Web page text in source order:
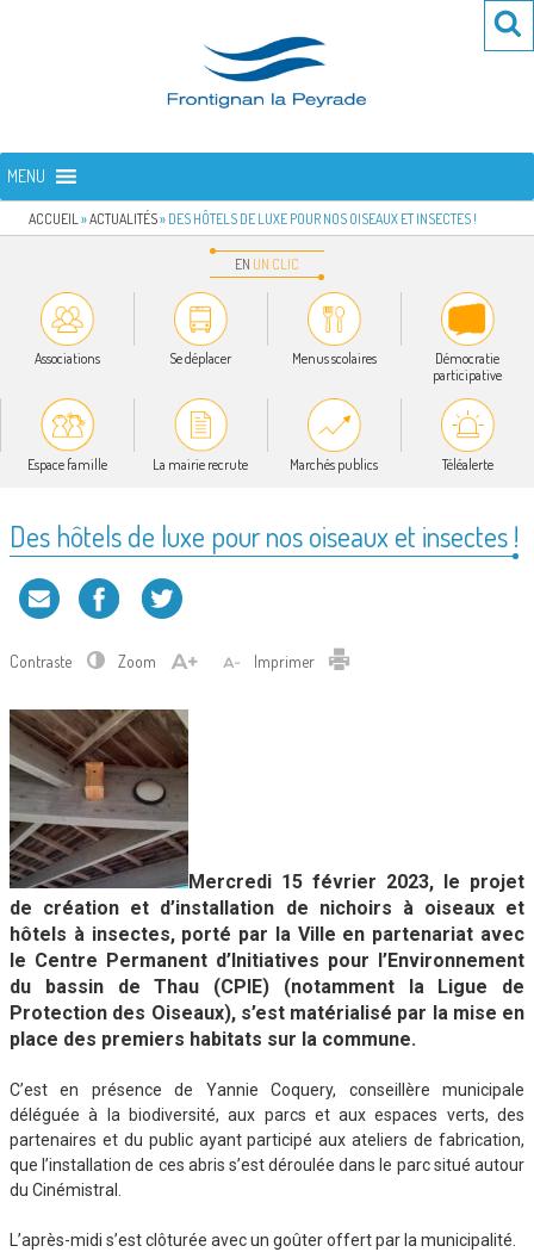
FRONTIGNAN LA PEYRADE
MENU
ACCUEIL »ACTUALITÉS» DES HÔTELS DE LUXE POUR NOS OISEAUX ET INSECTES !
EN UN CLIC
Associations Se déplacer Menus scolaires
Démocratie
participative
Espace famille La mairie recrute Marchés publics Téléalerte
Des hôtels de luxe pour nos oiseaux et insectes !
Contraste Zoom Imprimer
Mercredi 15 février 2023, le projet
de création et d’installation de nichoirs à oiseaux et
hôtels à insectes, porté par la Ville en partenariat avec
le Centre Permanent d’Initiatives pour l’Environnement
du bassin de Thau (CPIE) (notamment la Ligue de
Protection des Oiseaux), s’est matérialisé par la mise en
place des premiers habitats sur la commune.
C’est en présence de Yannie Coquery, conseillère municipale
déléguée à la biodiversité, aux parcs et aux espaces verts, des
partenaires et du public ayant participé aux ateliers de fabrication,
que l’installation de ces abris s’est déroulée dans le parc situé autour
du Cinémistral.
L’après-midi s’est clôturée avec un goûter offert par la municipalité.